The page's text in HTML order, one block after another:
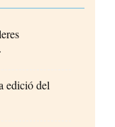
edició del